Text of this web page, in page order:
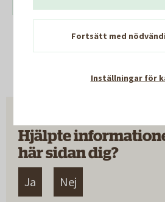
Fortsätt med
Inställningar för
Hjälpte
här sidan dig?
Ja Nej